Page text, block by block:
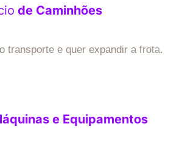
de Caminhões
transporte e quer expandir a frota.
e Equipamentos